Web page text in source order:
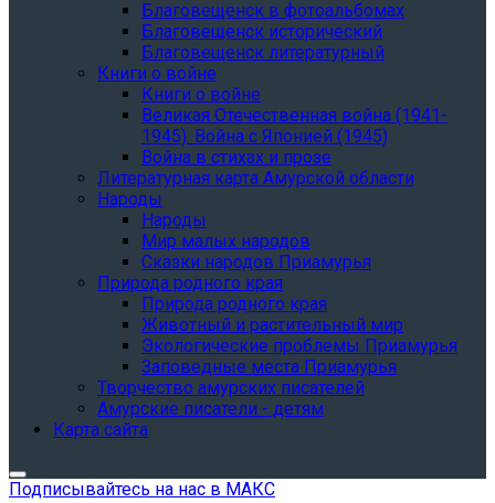
Благовещенск в фотоальбомах
Благовещенск исторический
Благовещенск литературный
Книги о войне
Книги о войне
Великая Отечественная война (1941-
1945). Война с Японией (1945)
Война в стихах и прозе
Литературная карта Амурской области
Народы
Народы
Мир малых народов
Сказки народов Приамурья
Природа родного края
Природа родного края
Животный и растительный мир
Экологические проблемы Приамурья
Заповедные места Приамурья
Творчество амурских писателей
Амурские писатели - детям
Карта сайта
Подписывайтесь на нас в МАКС